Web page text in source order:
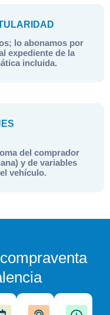
lo abonamos por
expediente de la
incluida.
del comprador
y de variables
vehículo.